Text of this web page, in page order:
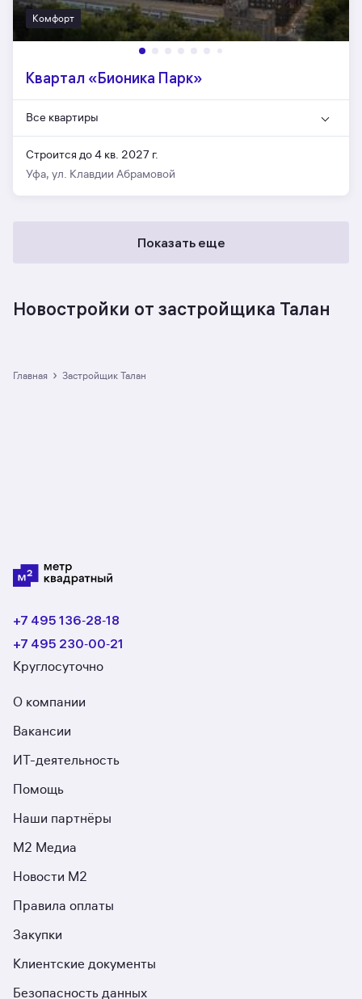
Комфорт
Квартал «Бионика Парк»
Все квартиры
Строится до 4 кв. 2027 г.
Уфа, ул. Клавдии Абрамовой
Показать еще
Новостройки от застройщика Талан
Главная › Застройщик Талан
+7 495 136‑28‑18
+7 495 230‑00‑21
Круглосуточно
О компании
Вакансии
ИТ-деятельность
Помощь
Наши партнёры
М2 Медиа
Новости М2
Правила оплаты
Закупки
Клиентские документы
Безопасность данных